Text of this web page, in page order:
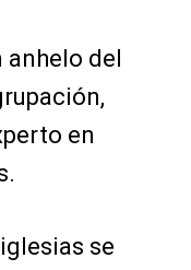
anhelo del
en
se